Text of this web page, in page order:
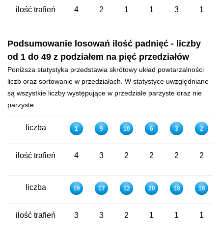
ilość trafień 4 2 1 1 3 1
Podsumowanie losowań ilość padnięć - liczby
od 1 do 49 z podziałem na pięć przedziałów
Poniższa statystyka przedstawia skrótowy układ powtarzalności
liczb oraz sortowanie w przedziałach. W statystyce uwzględniane
są wszystkie liczby występujące w przedziale parzyste oraz nie
parzyste.
liczba 1 9 10 6 3 2
ilość trafień 4 3 2 2 2 2
liczba 19 17 12 20 18 16
ilość trafień 3 3 2 1 1 1